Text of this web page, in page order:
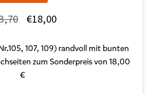
Ursprünglicher
war:
€23,70
€18,00Aktueller
ist:
€18,00.
107, 109) randvoll mit bunten
zum Sonderpreis von 18,00
€